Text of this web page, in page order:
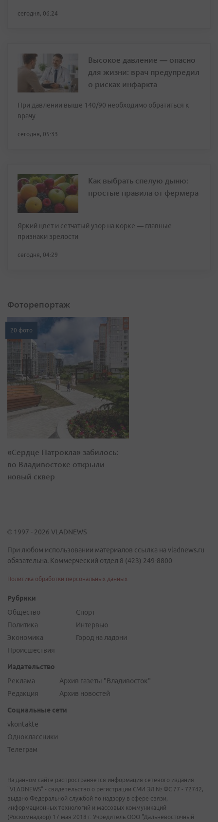
сегодня, 06:24
Высокое давление — опасно
для жизни: врач предупредил
о рисках инфаркта
При давлении выше 140/90 необходимо обратиться к
врачу
сегодня, 05:33
Как выбрать спелую дыню:
простые правила от фермера
Яркий цвет и сетчатый узор на корке — главные
признаки зрелости
сегодня, 04:29
Фоторепортаж
20 фото
«Сердце Патрокла» забилось:
во Владивостоке открыли
новый сквер
© 1997 - 2026 VLADNEWS
При любом использовании материалов ссылка на vladnews.ru
обязательна. Коммерческий отдел 8 (423) 249-8800
Политика обработки персональных данных
Рубрики
Общество
Политика
Экономика
Происшествия
Спорт
Интервью
Город на ладони
Издательство
Реклама
Редакция
Архив газеты "Владивосток"
Архив новостей
Социальные сети
vkontakte
Одноклассники
Телеграм
На данном сайте распространяется информация сетевого издания
"VLADNEWS" - свидетельство о регистрации СМИ ЭЛ № ФС 77 - 72742,
выдано Федеральной службой по надзору в сфере связи,
информационных технологий и массовых коммуникаций
(Роскомнадзор) 17 мая 2018 г. Учредитель ООО "Дальневосточный